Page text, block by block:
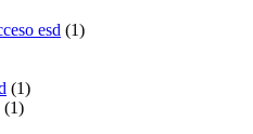
esd (1)
(1)
(1)